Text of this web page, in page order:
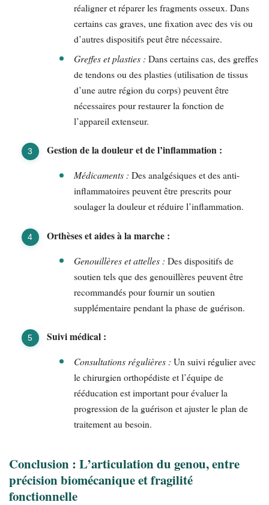
réaligner et réparer les fragments osseux. Dans
certains cas graves, une fixation avec des vis ou
d’autres dispositifs peut être nécessaire.
Greffes et plasties : Dans certains cas, des greffes
de tendons ou des plasties (utilisation de tissus
d’une autre région du corps) peuvent être
nécessaires pour restaurer la fonction de
l’appareil extenseur.
Gestion de la douleur et de l’inflammation :
Médicaments : Des analgésiques et des anti-
inflammatoires peuvent être prescrits pour
soulager la douleur et réduire l’inflammation.
Orthèses et aides à la marche :
Genouillères et attelles : Des dispositifs de
soutien tels que des genouillères peuvent être
recommandés pour fournir un soutien
supplémentaire pendant la phase de guérison.
Suivi médical :
Consultations régulières : Un suivi régulier avec
le chirurgien orthopédiste et l’équipe de
rééducation est important pour évaluer la
progression de la guérison et ajuster le plan de
traitement au besoin.
Conclusion : L’articulation du genou, entre
précision biomécanique et fragilité
fonctionnelle